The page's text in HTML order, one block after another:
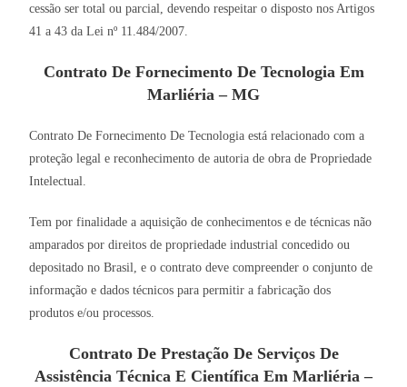
cessão ser total ou parcial, devendo respeitar o disposto nos Artigos
41 a 43 da Lei nº 11.484/2007.
Contrato De Fornecimento De Tecnologia Em
Marliéria – MG
Contrato De Fornecimento De Tecnologia está relacionado com a
proteção legal e reconhecimento de autoria de obra de Propriedade
Intelectual.
Tem por finalidade a aquisição de conhecimentos e de técnicas não
amparados por direitos de propriedade industrial concedido ou
depositado no Brasil, e o contrato deve compreender o conjunto de
informação e dados técnicos para permitir a fabricação dos
produtos e/ou processos.
Contrato De Prestação De Serviços De
Assistência Técnica E Científica Em Marliéria –